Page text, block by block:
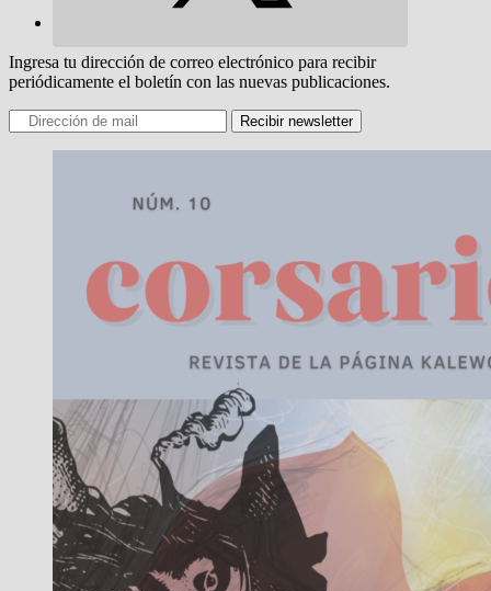
Ingresa tu dirección de correo electrónico para recibir
periódicamente el boletín con las nuevas publicaciones.
Recibir newsletter